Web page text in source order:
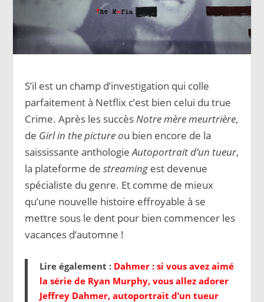
S’il est un champ d’investigation qui colle
parfaitement à Netflix c’est bien celui du true
Crime. Après les succèsNotre mère meurtrière,
de Girl in the picture ou bien encore de la
saississante anthologieAutoportrait d’un tueur,
la plateforme destreaming est devenue
spécialiste du genre. Et comme de mieux
qu’une nouvelle histoire effroyable à se
mettre sous le dent pour bien commencer les
vacances d’automne !
Lire également : Dahmer : si vous avez aimé
la série de Ryan Murphy, vous allez adorer
Jeffrey Dahmer, autoportrait d’un tueur